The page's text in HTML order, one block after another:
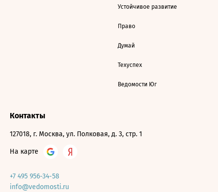
Устойчивое развитие
Право
Думай
Техуспех
Ведомости Юг
Контакты
127018, г. Москва, ул. Полковая, д. 3, стр. 1
На карте
+7 495 956-34-58
info@vedomosti.ru